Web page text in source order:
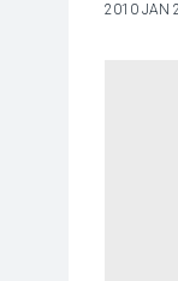
2010 JAN